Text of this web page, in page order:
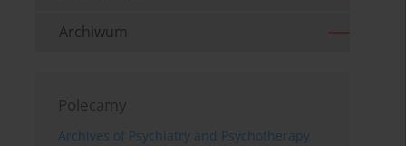
Archiwum
Polecamy
Archives of Psychiatry and Psychotherapy